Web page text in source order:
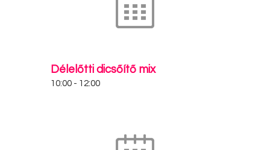
Délelőtti dicsőítő mix
10:00 - 12:00